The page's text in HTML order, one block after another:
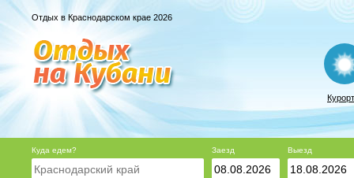
Отдых в Краснодарском крае 2026
Куда едем? Заезд Выезд